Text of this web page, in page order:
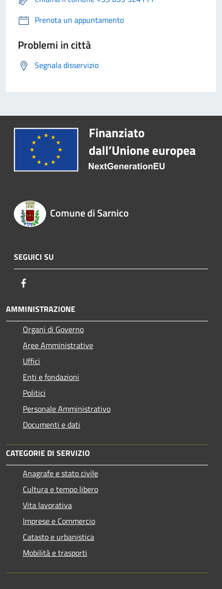
Prenota un appuntamento
Problemi in città
Segnala disservizio
Comune di Sarnico
SEGUICI SU
AMMINISTRAZIONE
Organi di Governo
Aree Amministrative
Uffici
Enti e fondazioni
Politici
Personale Amministrativo
Documenti e dati
CATEGORIE DI SERVIZIO
Anagrafe e stato civile
Cultura e tempo libero
Vita lavorativa
Imprese e Commercio
Catasto e urbanistica
Mobilità e trasporti